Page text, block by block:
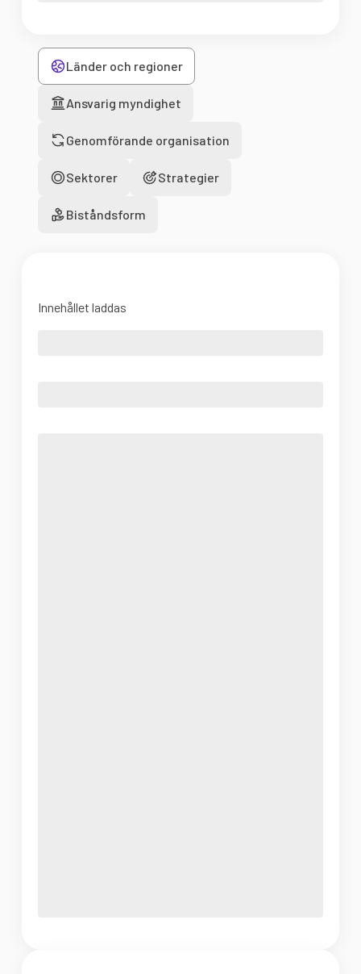
Länder och regioner
Ansvarig myndighet
Genomförande organisation
Sektorer Strategier
Biståndsform
Innehållet laddas